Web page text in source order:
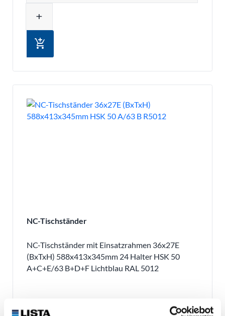
add
add_shopping_cart
NC-Tischständer
NC-Tischständer mit Einsatzrahmen 36x27E
(BxTxH) 588x413x345mm 24 Halter HSK 50
A+C+E/63 B+D+F Lichtblau RAL 5012